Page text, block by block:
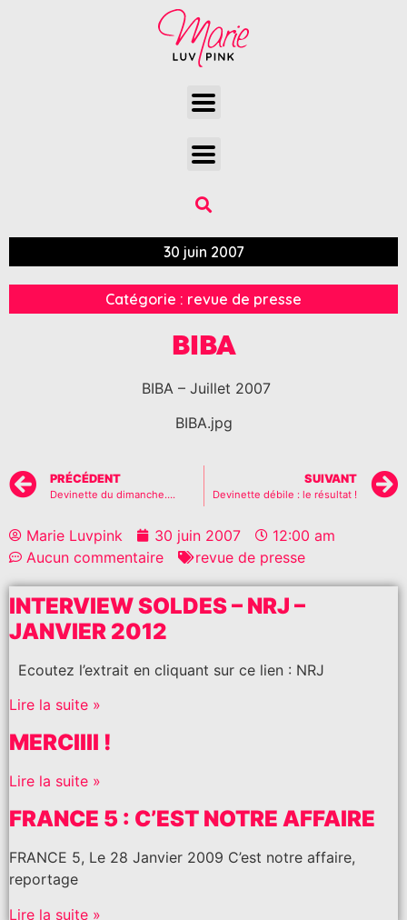
30 juin 2007
Catégorie : revue de presse
BIBA
BIBA – Juillet 2007
BIBA.jpg
PRÉCÉDENT
Devinette du dimanche….
SUIVANT
Devinette débile : le résultat !
Marie Luvpink 30 juin 2007
12:00 am
Aucun commentaire
revue de presse
INTERVIEW SOLDES – NRJ –
JANVIER 2012
Ecoutez l’extrait en cliquant sur ce lien : NRJ
Lire la suite »
MERCIIII !
Lire la suite »
FRANCE 5 : C’EST NOTRE AFFAIRE
FRANCE 5, Le 28 Janvier 2009 C’est notre affaire,
reportage
Lire la suite »